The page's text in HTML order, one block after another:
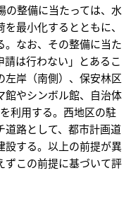
の整備に当たっては、水
最小化するとともに、
。なお、その整備に当た
は行わない」とあるこ
左岸（南側）、保安林区
館やシンボル館、自治体
利用する。西地区の駐
道路として、都市計画道
設する。以上の前提が異
ずこの前提に基づいて評